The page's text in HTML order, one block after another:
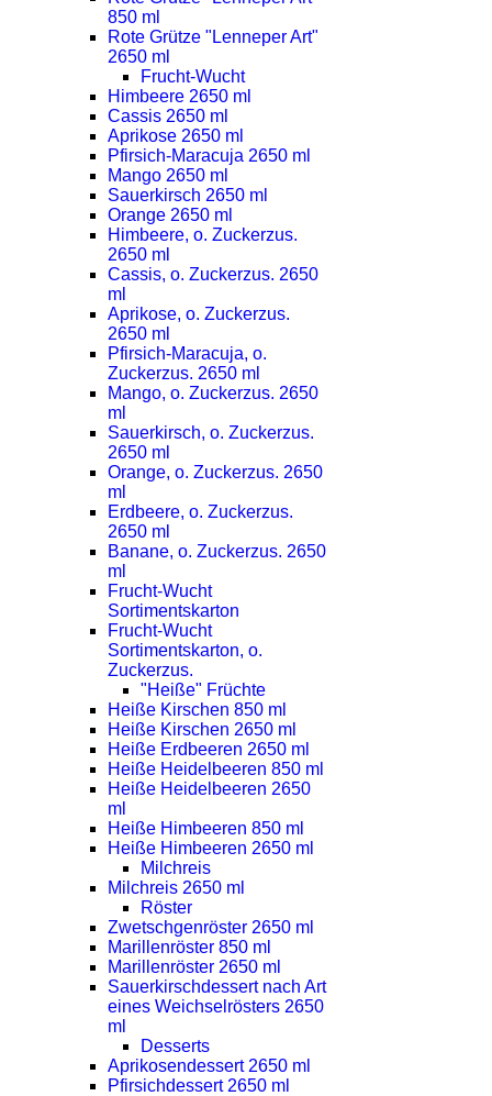
850 ml
Rote Grütze "Lenneper Art"
2650 ml
Frucht-Wucht
Himbeere 2650 ml
Cassis 2650 ml
Aprikose 2650 ml
Pfirsich-Maracuja 2650 ml
Mango 2650 ml
Sauerkirsch 2650 ml
Orange 2650 ml
Himbeere, o. Zuckerzus.
2650 ml
Cassis, o. Zuckerzus. 2650
ml
Aprikose, o. Zuckerzus.
2650 ml
Pfirsich-Maracuja, o.
Zuckerzus. 2650 ml
Mango, o. Zuckerzus. 2650
ml
Sauerkirsch, o. Zuckerzus.
2650 ml
Orange, o. Zuckerzus. 2650
ml
Erdbeere, o. Zuckerzus.
2650 ml
Banane, o. Zuckerzus. 2650
ml
Frucht-Wucht
Sortimentskarton
Frucht-Wucht
Sortimentskarton, o.
Zuckerzus.
"Heiße" Früchte
Heiße Kirschen 850 ml
Heiße Kirschen 2650 ml
Heiße Erdbeeren 2650 ml
Heiße Heidelbeeren 850 ml
Heiße Heidelbeeren 2650
ml
Heiße Himbeeren 850 ml
Heiße Himbeeren 2650 ml
Milchreis
Milchreis 2650 ml
Röster
Zwetschgenröster 2650 ml
Marillenröster 850 ml
Marillenröster 2650 ml
Sauerkirschdessert nach Art
eines Weichselrösters 2650
ml
Desserts
Aprikosendessert 2650 ml
Pfirsichdessert 2650 ml